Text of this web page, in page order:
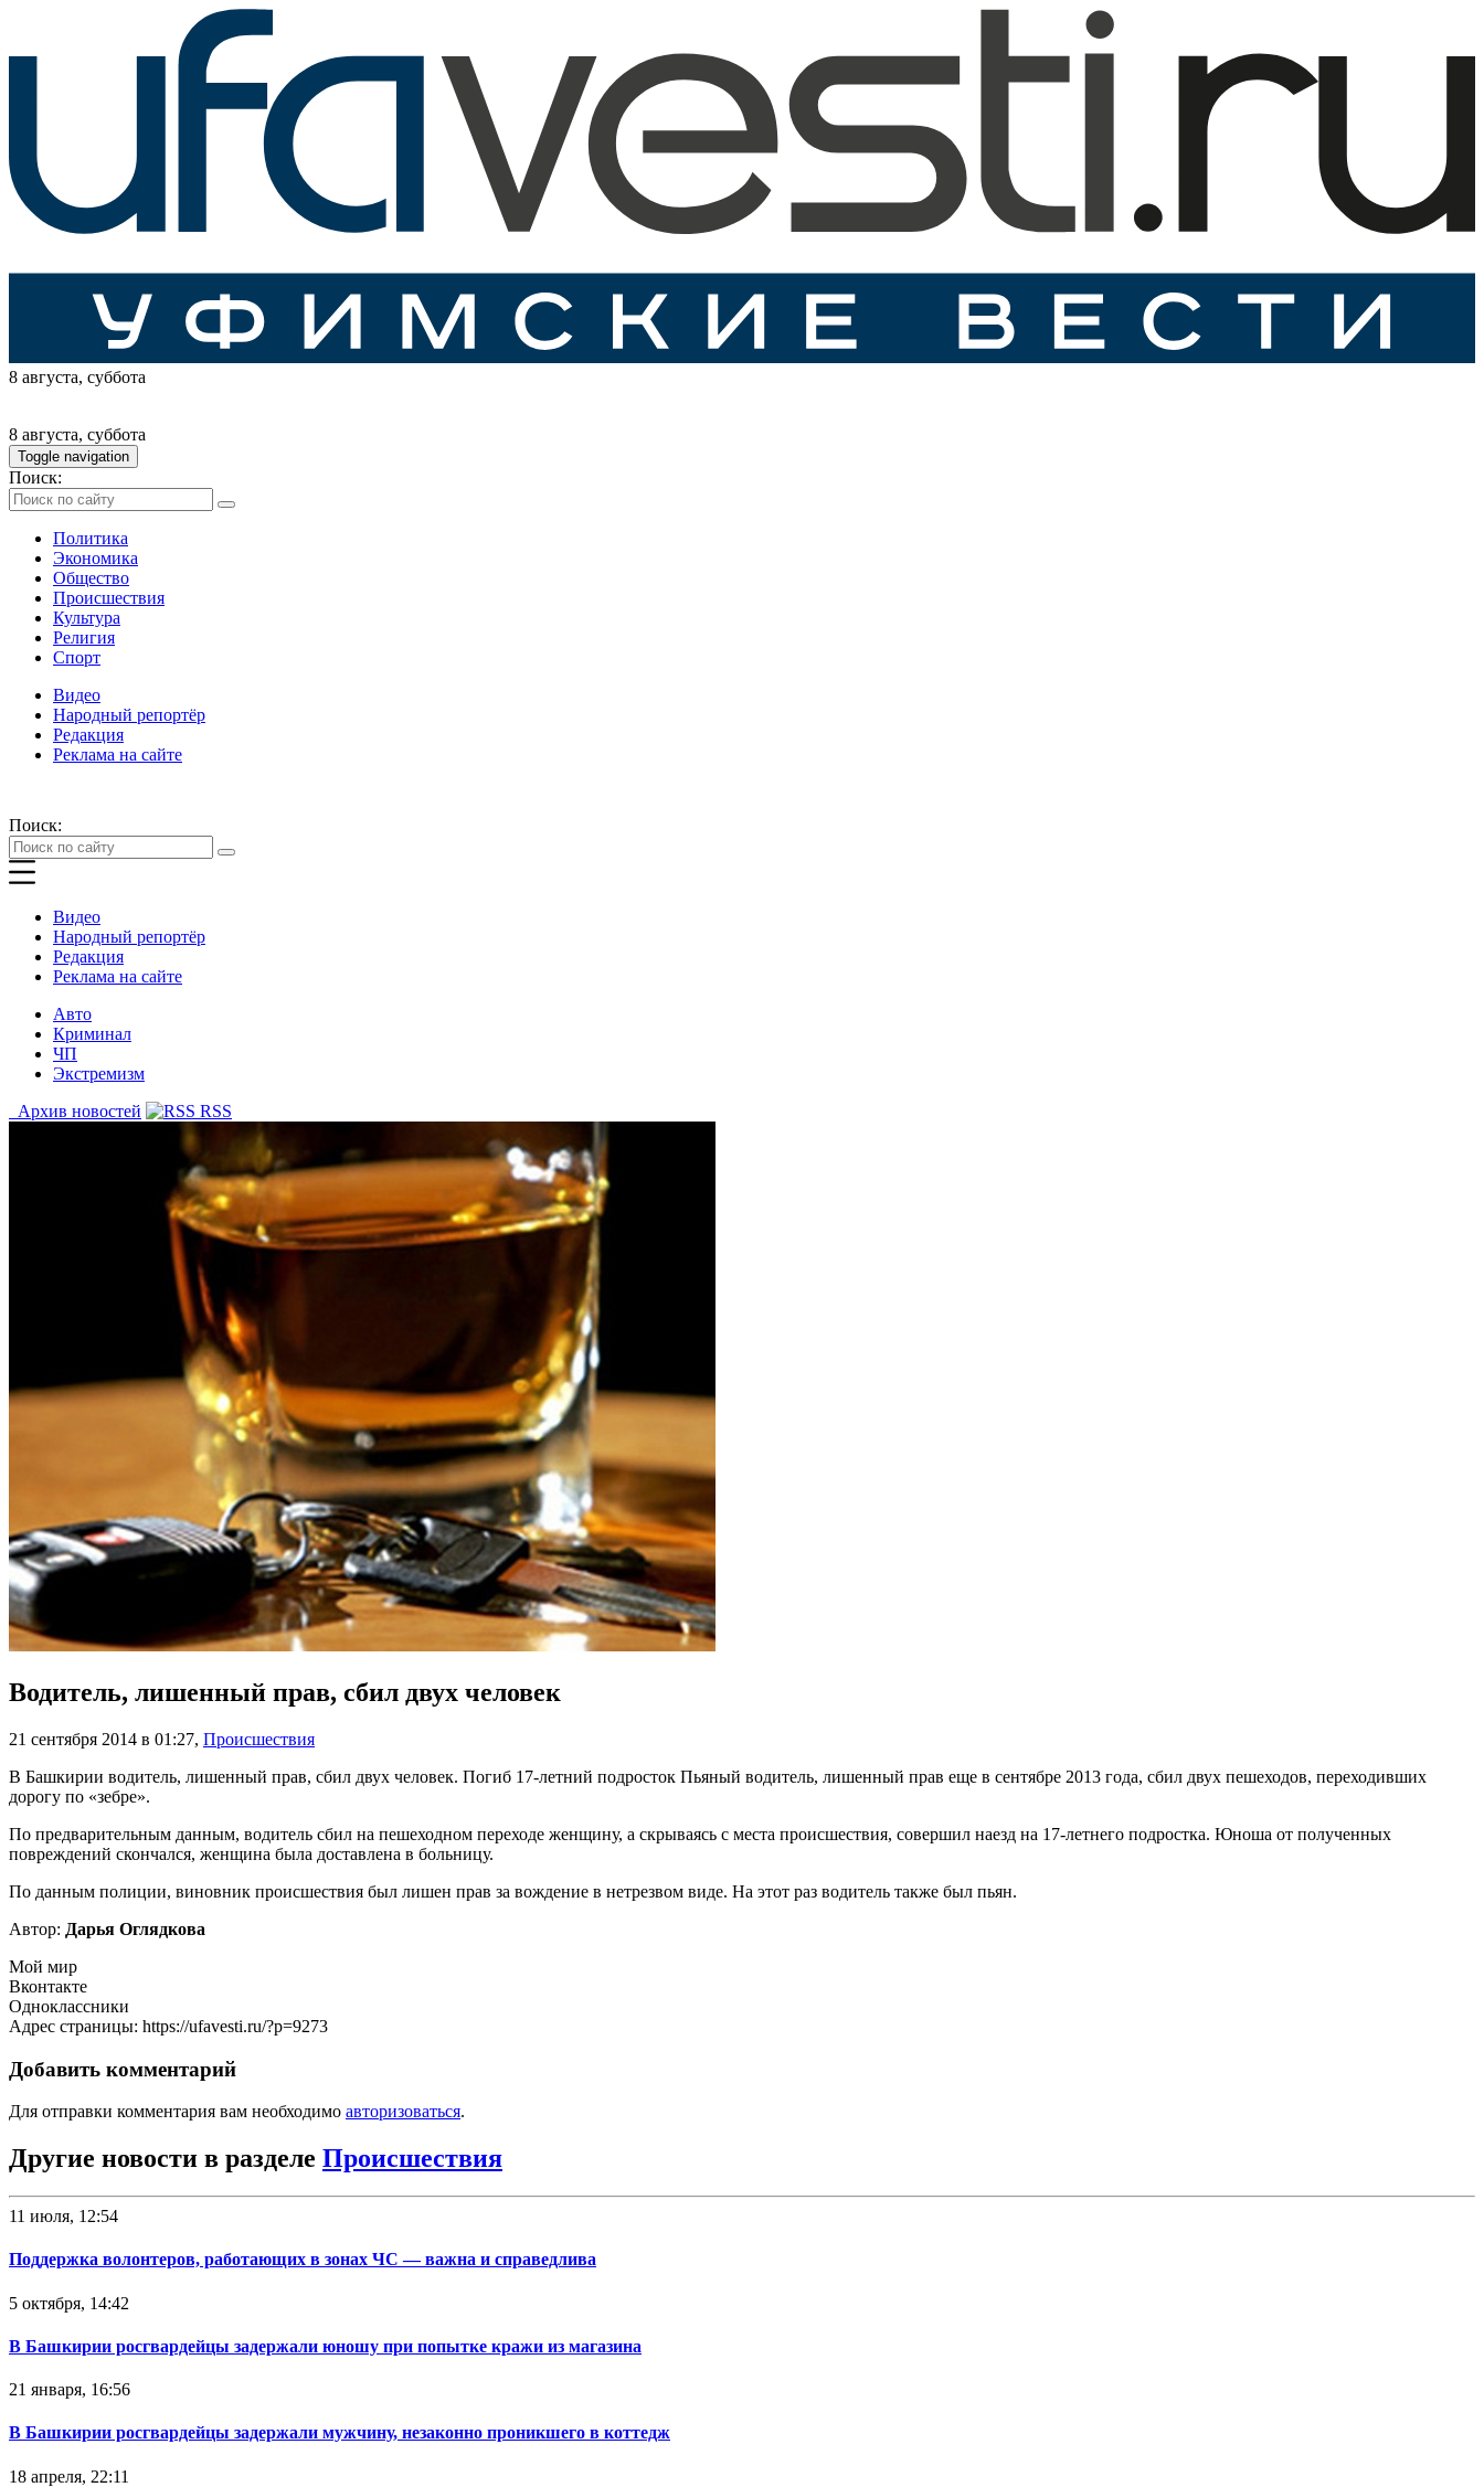
8 августа, суббота
8 августа, суббота
Toggle navigation
Поиск:
Политика
Экономика
Общество
Происшествия
Культура
Религия
Спорт
Видео
Народный репортёр
Редакция
Реклама на сайте
Поиск:
Видео
Народный репортёр
Редакция
Реклама на сайте
Авто
Криминал
ЧП
Экстремизм
Архив новостей
RSS
Водитель, лишенный прав, сбил двух человек
21 сентября 2014 в 01:27, Происшествия
В Башкирии водитель, лишенный прав, сбил двух человек. Погиб 17-летний подросток Пьяный водитель, лишенный прав еще в сентябре 2013 года, сбил двух пешеходов, переходивших
дорогу по «зебре».
По предварительным данным, водитель сбил на пешеходном переходе женщину, а скрываясь с места происшествия, совершил наезд на 17-летнего подростка. Юноша от полученных
повреждений скончался, женщина была доставлена в больницу.
По данным полиции, виновник происшествия был лишен прав за вождение в нетрезвом виде. На этот раз водитель также был пьян.
Автор: Дарья Оглядкова
Мой мир
Вконтакте
Одноклассники
Адрес страницы: https://ufavesti.ru/?p=9273
Добавить комментарий
Для отправки комментария вам необходимо авторизоваться.
Другие новости в разделе Происшествия
11 июля, 12:54
Поддержка волонтеров, работающих в зонах ЧС — важна и справедлива
5 октября, 14:42
В Башкирии росгвардейцы задержали юношу при попытке кражи из магазина
21 января, 16:56
В Башкирии росгвардейцы задержали мужчину, незаконно проникшего в коттедж
18 апреля, 22:11